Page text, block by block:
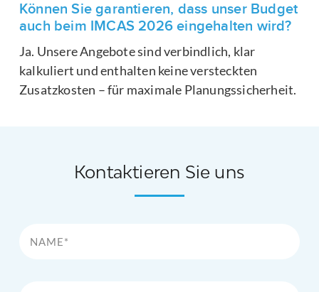
Können Sie garantieren, dass unser Budget
auch beim IMCAS 2026 eingehalten wird?
Ja. Unsere Angebote sind verbindlich, klar
kalkuliert und enthalten keine versteckten
Zusatzkosten – für maximale Planungssicherheit.
Kontaktieren Sie uns